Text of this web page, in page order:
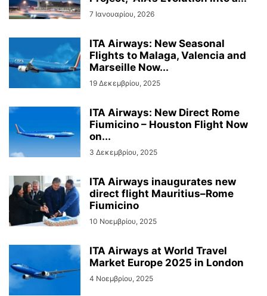
7 Ιανουαρίου, 2026
ITA Airways: New Seasonal
Flights to Malaga, Valencia and
Marseille Now...
19 Δεκεμβρίου, 2025
ITA Airways: New Direct Rome
Fiumicino – Houston Flight Now
on...
3 Δεκεμβρίου, 2025
ITA Airways inaugurates new
direct flight Mauritius–Rome
Fiumicino
10 Νοεμβρίου, 2025
ΙTA Airways at World Travel
Market Europe 2025 in London
4 Νοεμβρίου, 2025